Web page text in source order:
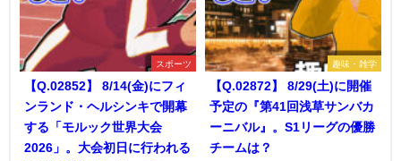
スポーツ
【Q.02852】 8/14(金)にフィ
ンランド・ヘルシンキで開幕
する「モルック世界大会
2026」。大会初日に行われる
趣味・雑学
【Q.02872】 8/29(土)に開催
予定の『第41回浅草サンバカ
ーニバル』。S1リーグの優勝
チームは？